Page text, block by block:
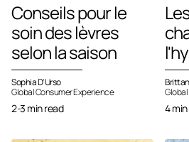
Conseils pour le
soin des lèvres
selon la saison
Sophia D'Urso
Global Consumer Experience
2-3 min read 4